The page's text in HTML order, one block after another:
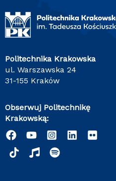
Politechnika Krakowska
ul. Warszawska 24
31-155 Kraków
Obserwuj Politechnikę
Krakowską: